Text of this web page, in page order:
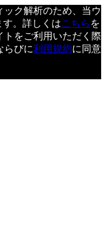
ク解析のため、当ウ
す。詳しくはこちら を
トをご利用いただく際
らびに利用規約に同意